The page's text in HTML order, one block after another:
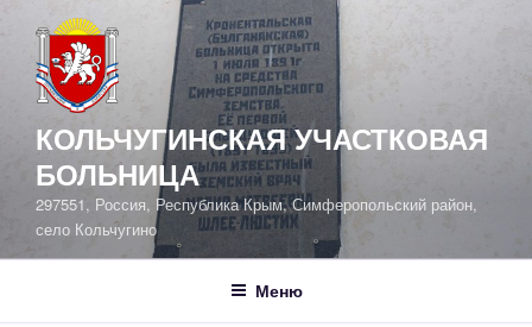
содержимому
КОЛЬЧУГИНСКАЯ УЧАСТКОВАЯ
БОЛЬНИЦА
297551, Россия, Республика Крым, Симферопольский район,
село Кольчугино
Меню